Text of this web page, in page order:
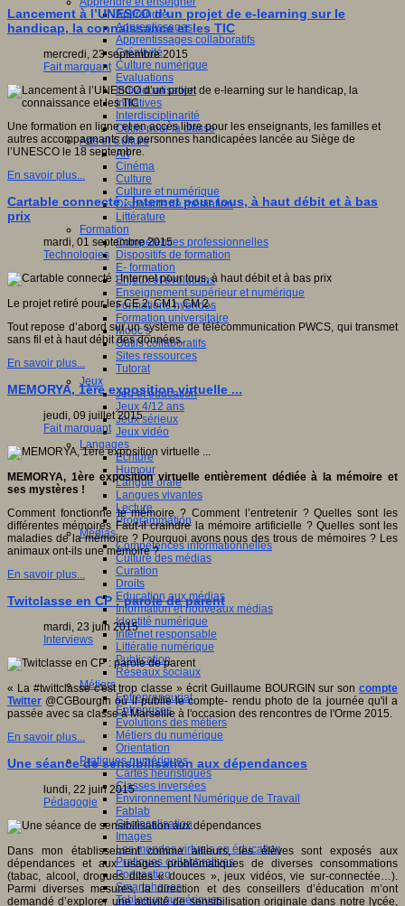
Apprendre
Apprentissages
Apprentissages collaboratifs
Créativité
Culture numérique
Evaluations
Individualisation
Initiatives
Interdisciplinarité
Outils pour la classe
Arts et Culture
Art
Cinéma
Culture
Culture et numérique
Dispositifs de médiation
Littérature
Formation
Compétences professionnelles
Dispositifs de formation
E- formation
Enjeux et évolutions
Enseignement supérieur et numérique
Formations hybrides
Formation universitaire
Mooc’s
Outils collaboratifs
Sites ressources
Tutorat
Jeux
Jeu et éducation
Jeux 4/12 ans
Jeux sérieux
Jeux vidéo
Langages
Ecriture
Humour
Langue orale
Langues vivantes
Lecture
Programmation
Médias
Compétences informationnelles
Culture des médias
Curation
Droits
Education aux médias
Information et nouveaux médias
Identité numérique
Internet responsable
Littératie numérique
Publication
Réseaux sociaux
Métiers
Entrepreneuriat
Entreprises
Evolutions des métiers
Métiers du numérique
Orientation
Pratiques numériques
Cartes heuristiques
Classes inversées
Environnement Numérique de Travail
Fablab
Géolocalisation
Images
Les mondes virtuels en éducation
Pratiques collaboratives
Podcasting
Smartphones
Tableaux numériques
Lancement à l’UNESCO d’un projet de e-learning sur le
handicap, la connaissance et les TIC
mercredi, 23 septembre 2015
Fait marquant
Une formation en ligne et en accès libre pour les enseignants, les familles et
autres accompagnants de personnes handicapées lancée au Siège de
l’UNESCO le 18 septembre.
En savoir plus...
Cartable connecté : Internet pour tous, à haut débit et à bas
prix
mardi, 01 septembre 2015
Technologies
Le projet retiré pour les CE 2, CM1, CM 2.
Tout repose d’abord sur un système de télécommunication PWCS, qui transmet
sans fil et à haut débit des données.
En savoir plus...
MEMORYA, 1ère exposition virtuelle ...
jeudi, 09 juillet 2015
Fait marquant
MEMORYA, 1ère exposition virtuelle entièrement dédiéeà la mémoire et
ses mystères !
Comment fonctionne le mémoire ? Comment l’entretenir ? Quelles sont les
différentes mémoires Faut-il craindre la mémoire artificielle ? Quelles sont les
maladies de la mémoire ? Pourquoi avons nous des trous de mémoires ? Les
animaux ont-ils une mémoire ?
En savoir plus...
Twitclasse en CP : parole de parent
mardi, 23 juin 2015
Interviews
« La #twittclasse c'est trop classe » écrit Guillaume BOURGIN sur son compte
Twitter @CGBourgin où il publie le compte- rendu photo de la journée qu'il a
passée avec sa classe à Marseille à l'occasion des rencontres de l'Orme 2015.
En savoir plus...
Une séance de sensibilisation aux dépendances
lundi, 22 juin 2015
Pédagogie
Dans mon établissement comme ailleurs, les élèves sont exposés aux
dépendances et aux usages problématiques de diverses consommations
(tabac, alcool, drogues dites « douces », jeux vidéos, vie sur-connectée…).
Parmi diverses mesures, la direction et des conseillers d’éducation m’ont
demandé d’explorer une activité de sensibilisation originale dans notre lycée,